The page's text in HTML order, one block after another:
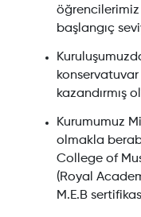
başlangıç
kazandırmış
Kurumumuz
olmakla
College of
(Royal
M.E.B